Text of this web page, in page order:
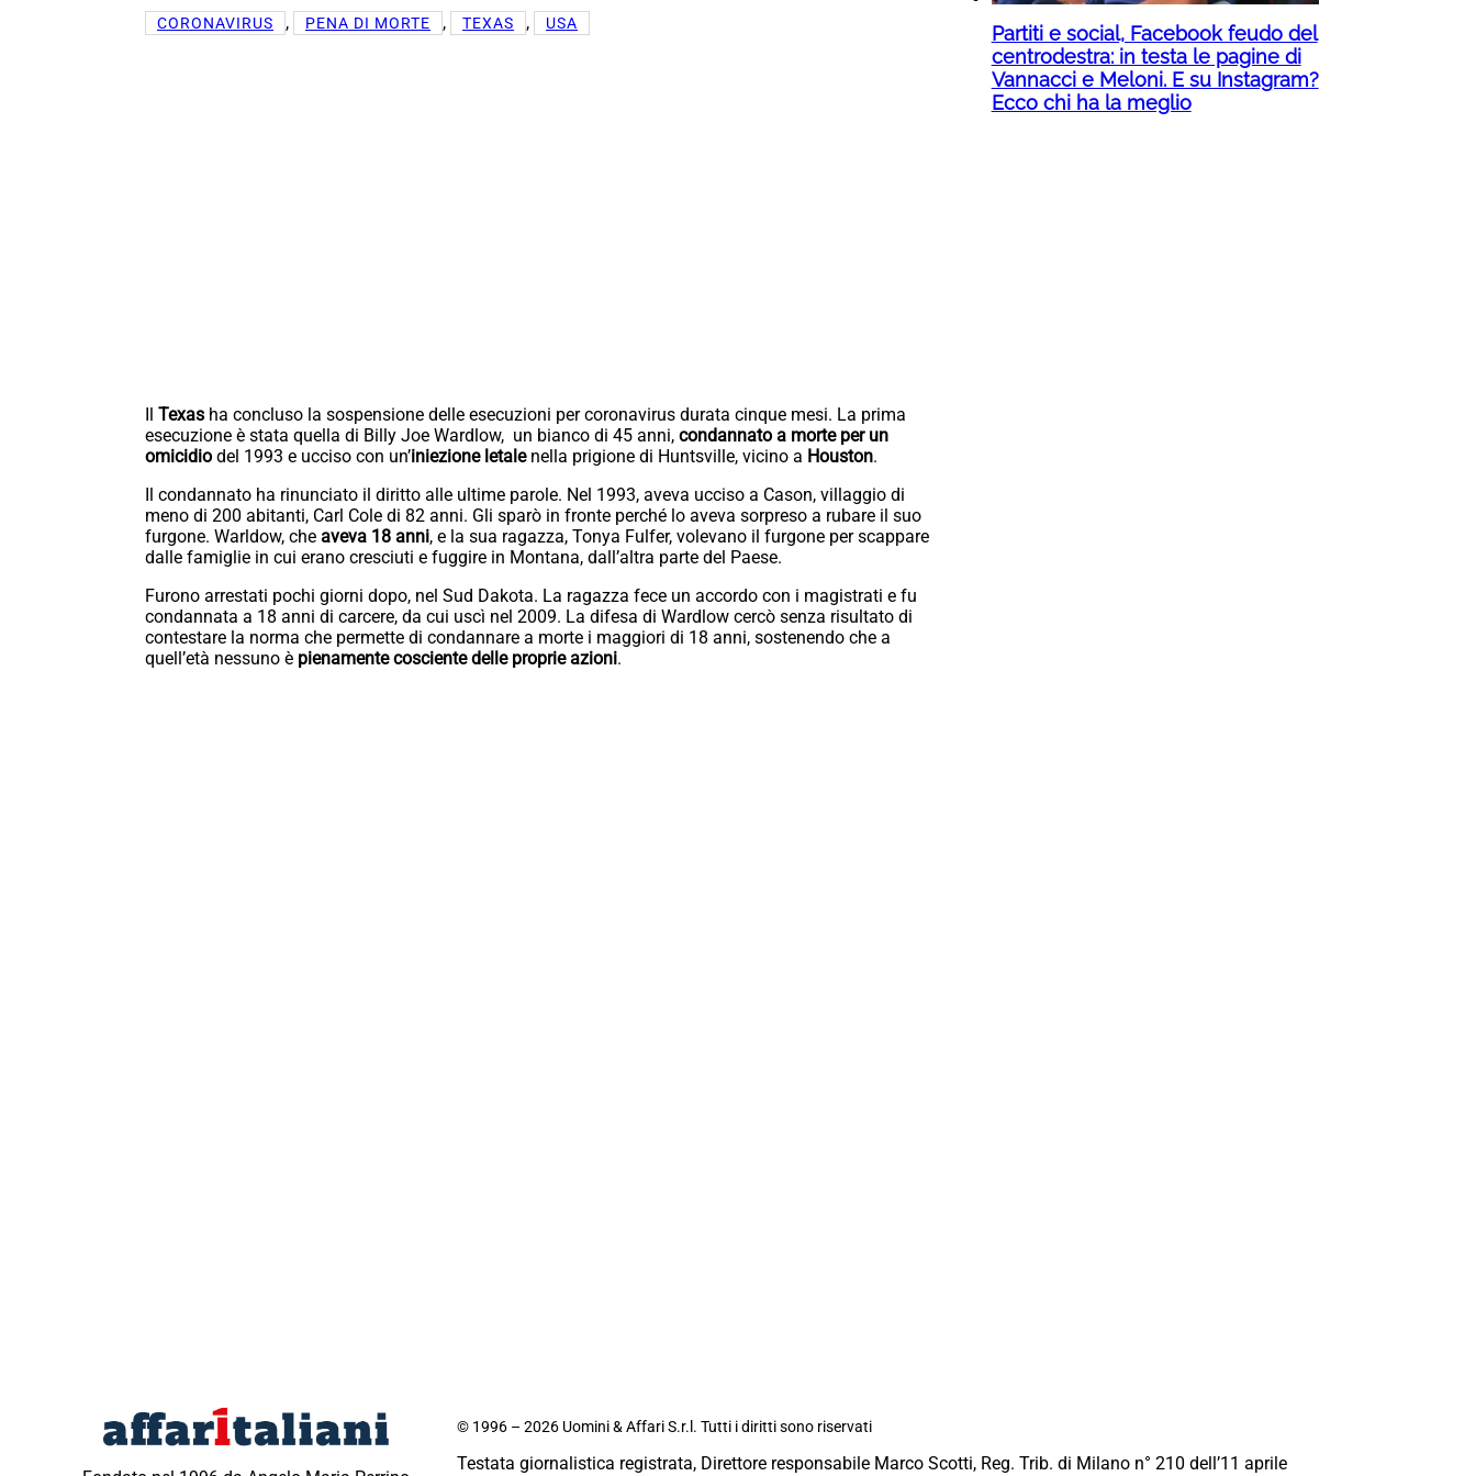
CORONAVIRUS , PENA DI MORTE , TEXAS , USA
Il Texas ha concluso la sospensione delle esecuzioni per coronavirus durata cinque mesi. La prima
esecuzione è stata quella di Billy Joe Wardlow, un bianco di 45 anni, condannato a morte per un
omicidio del 1993 e ucciso con un’iniezione letale nella prigione di Huntsville, vicino a Houston.
Il condannato ha rinunciato il diritto alle ultime parole. Nel 1993, aveva ucciso a Cason, villaggio di
meno di 200 abitanti, Carl Cole di 82 anni. Gli sparò in fronte perché lo aveva sorpreso a rubare il suo
furgone. Warldow, che aveva 18 anni, e la sua ragazza, Tonya Fulfer, volevano il furgone per scappare
dalle famiglie in cui erano cresciuti e fuggire in Montana, dall’altra parte del Paese.
Furono arrestati pochi giorni dopo, nel Sud Dakota. La ragazza fece un accordo con i magistrati e fu
condannata a 18 anni di carcere, da cui uscì nel 2009. La difesa di Wardlow cercò senza risultato di
contestare la norma che permette di condannare a morte i maggiori di 18 anni, sostenendo che a
quell’età nessuno è pienamente cosciente delle proprie azioni.
Partiti e social, Facebook feudo del
centrodestra: in testa le pagine di
Vannacci e Meloni. E su Instagram?
Ecco chi ha la meglio
© 1996 – 2026 Uomini & Affari S.r.l. Tutti i diritti sono riservati
Testata giornalistica registrata, Direttore responsabile Marco Scotti, Reg. Trib. di Milano n° 210 dell’11 aprile